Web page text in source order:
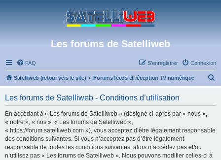
Les forums de Satelliweb
FAQ Connexion
S’enregistrer
Satelliweb (retour vers le site) Forums feeds et réception TV numérique
Les forums de Satelliweb - Conditions d’utilisation
En accédant à « Les forums de Satelliweb » (désigné ci-après par « nous »,
« notre », « nos », « Les forums de Satelliweb »,
« https://forum.satelliweb.com »), vous acceptez d’être légalement responsable
des conditions suivantes. Si vous n’acceptez pas d’être légalement
responsable de toutes les conditions suivantes, alors n’accédez pas et/ou
n’utilisez pas « Les forums de Satelliweb ». Nous pouvons modifier celles-ci à